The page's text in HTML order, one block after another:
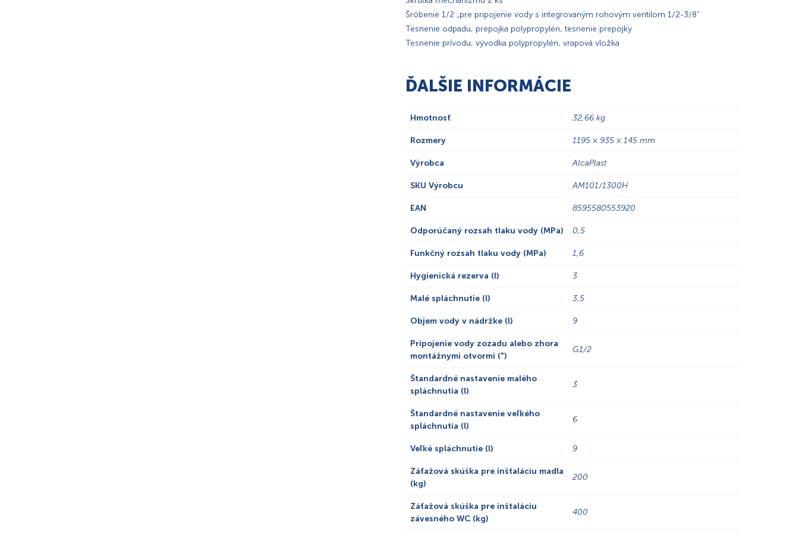
Šróbenie 1/2 „pre pripojenie vody s integrovaným rohovým ventilom 1/2-3/8“
Tesnenie odpadu, prepojka polypropylén, tesnenie prepojky
Tesnenie prívodu, vývodka polypropylén, vrapová vložka
ĎALŠIE INFORMÁCIE
Hmotnosť 32,66 kg
Rozmery 1195 × 935 × 145 mm
Výrobca AlcaPlast
SKU Výrobcu AM101/1300H
EAN 8595580553920
Odporúčaný rozsah tlaku vody (MPa) 0,5
Funkčný rozsah tlaku vody (MPa) 1,6
Hygienická rezerva (l) 3
Malé spláchnutie (l) 3,5
Objem vody v nádržke (l) 9
Pripojenie vody zozadu alebo zhora
montážnymi otvormi (")
G1/2
Štandardné nastavenie malého
spláchnutia (l)
3
Štandardné nastavenie veľkého
spláchnutia (l)
6
Veľké spláchnutie (l) 9
Záťažová skúška pre inštaláciu madla
(kg)
200
Záťažová skúška pre inštaláciu
závesného WC (kg)
400